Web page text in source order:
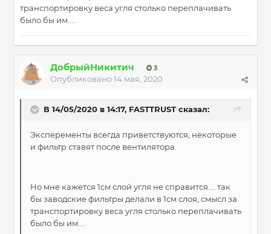
транспортировку веса угля столько переплачивать
было бы им....
ДобрыйНикитич 3
Опубликовано14 мая, 2020
В 14/05/2020 в 14:17, FASTTRUST сказал:
Эксперементы всегда приветствуются, некоторые
и фильтр ставят после вентилятора.
Но мне кажется 1см слой угля не справится.... так
бы заводские фильтры делали в 1см слоя, смысл за
транспортировку веса угля столько переплачивать
было бы им....